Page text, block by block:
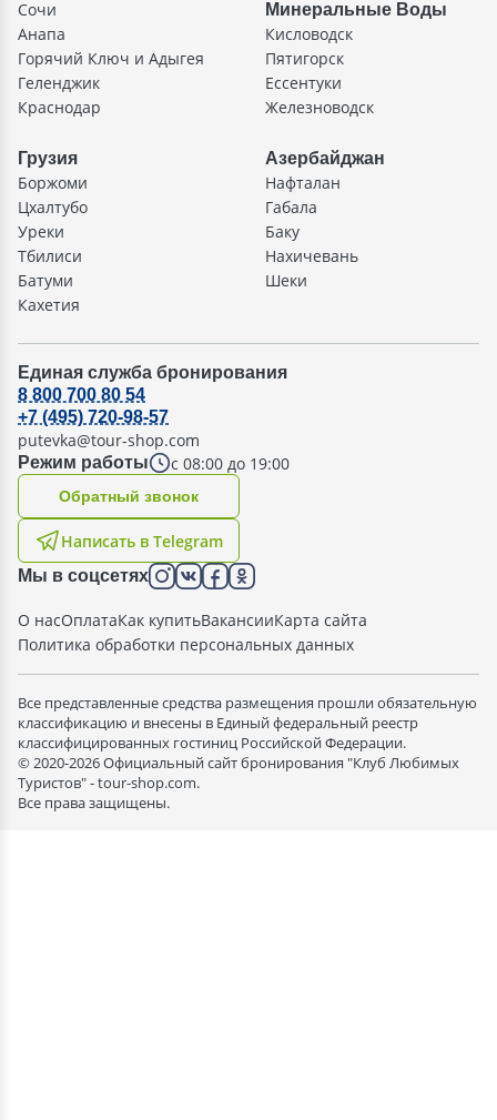
Сочи
Анапа
Горячий Ключ и Адыгея
Геленджик
Краснодар
Минеральные Воды
Кисловодск
Пятигорск
Ессентуки
Железноводск
Грузия
Боржоми
Цхалтубо
Уреки
Тбилиси
Батуми
Кахетия
Азербайджан
Нафталан
Габала
Баку
Нахичевань
Шеки
Единая служба бронирования
Режим работы с 08:00 до 19:00
8 800 700 80 54
+7 (495) 720-98-57
putevka@tour-shop.com
Написать в Telegram
Oбратный звонок
Мы в соцсетях
О насОплатаКак купитьВакансииКарта сайта
Политика обработки персональных данных
Все представленные средства размещения прошли обязательную
классификацию и внесены в Единый федеральный реестр
классифицированных гостиниц Российской Федерации.
© 2020-2026 Официальный сайт бронирования "Клуб Любимых
Туристов" - tour-shop.com.
Все права защищены.